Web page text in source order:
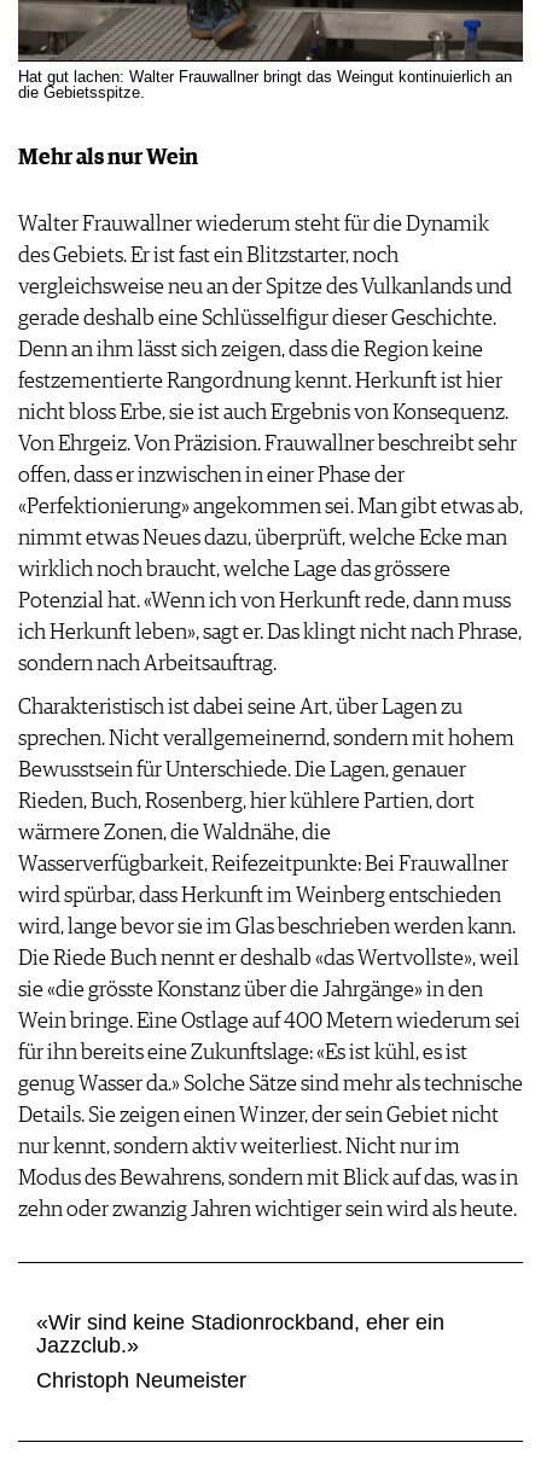
Hat gut lachen: Walter Frauwallner bringt das Weingut kontinuierlich an
die Gebietsspitze.
Mehr als nur Wein
Walter Frauwallner wiederum steht für die Dynamik
des Gebiets. Er ist fast ein Blitzstarter, noch
vergleichsweise neu an der Spitze des Vulkanlands und
gerade deshalb eine Schlüsselfigur dieser Geschichte.
Denn an ihm lässt sich zeigen, dass die Region keine
festzementierte Rangordnung kennt. Herkunft ist hier
nicht bloss Erbe, sie ist auch Ergebnis von Konsequenz.
Von Ehrgeiz. Von Präzision. Frauwallner beschreibt sehr
offen, dass er inzwischen in einer Phase der
«Perfektionierung» angekommen sei. Man gibt etwas ab,
nimmt etwas Neues dazu, überprüft, welche Ecke man
wirklich noch braucht, welche Lage das grössere
Potenzial hat. «Wenn ich von Herkunft rede, dann muss
ich Herkunft leben», sagt er. Das klingt nicht nach Phrase,
sondern nach Arbeitsauftrag.
Charakteristisch ist dabei seine Art, über Lagen zu
sprechen. Nicht verallgemeinernd, sondern mit hohem
Bewusstsein für Unterschiede. Die Lagen, genauer
Rieden, Buch, Rosenberg, hier kühlere Partien, dort
wärmere Zonen, die Waldnähe, die
Wasserverfügbarkeit, Reifezeitpunkte: Bei Frauwallner
wird spürbar, dass Herkunft im Weinberg entschieden
wird, lange bevor sie im Glas beschrieben werden kann.
Die Riede Buch nennt er deshalb «das Wertvollste», weil
sie «die grösste Konstanz über die Jahrgänge» in den
Wein bringe. Eine Ostlage auf 400 Metern wiederum sei
für ihn bereits eine Zukunftslage: «Es ist kühl, es ist
genug Wasser da.» Solche Sätze sind mehr als technische
Details. Sie zeigen einen Winzer, der sein Gebiet nicht
nur kennt, sondern aktiv weiterliest. Nicht nur im
Modus des Bewahrens, sondern mit Blick auf das, was in
zehn oder zwanzig Jahren wichtiger sein wird als heute.
«Wir sind keine Stadionrockband, eher ein
Jazzclub.»
Christoph Neumeister